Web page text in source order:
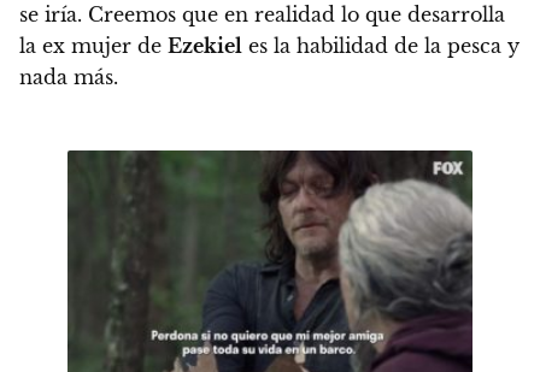
se iría. Creemos que en realidad lo que desarrolla
la ex mujer de Ezekiel es la habilidad de la pesca y
nada más.